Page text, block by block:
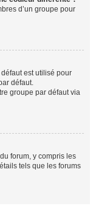
d’un groupe pour
est utilisé pour
défaut.
groupe par défaut via
forum, y compris les
tels que les forums